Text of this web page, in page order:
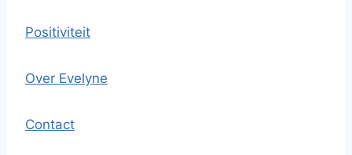
Positiviteit
Over Evelyne
Contact